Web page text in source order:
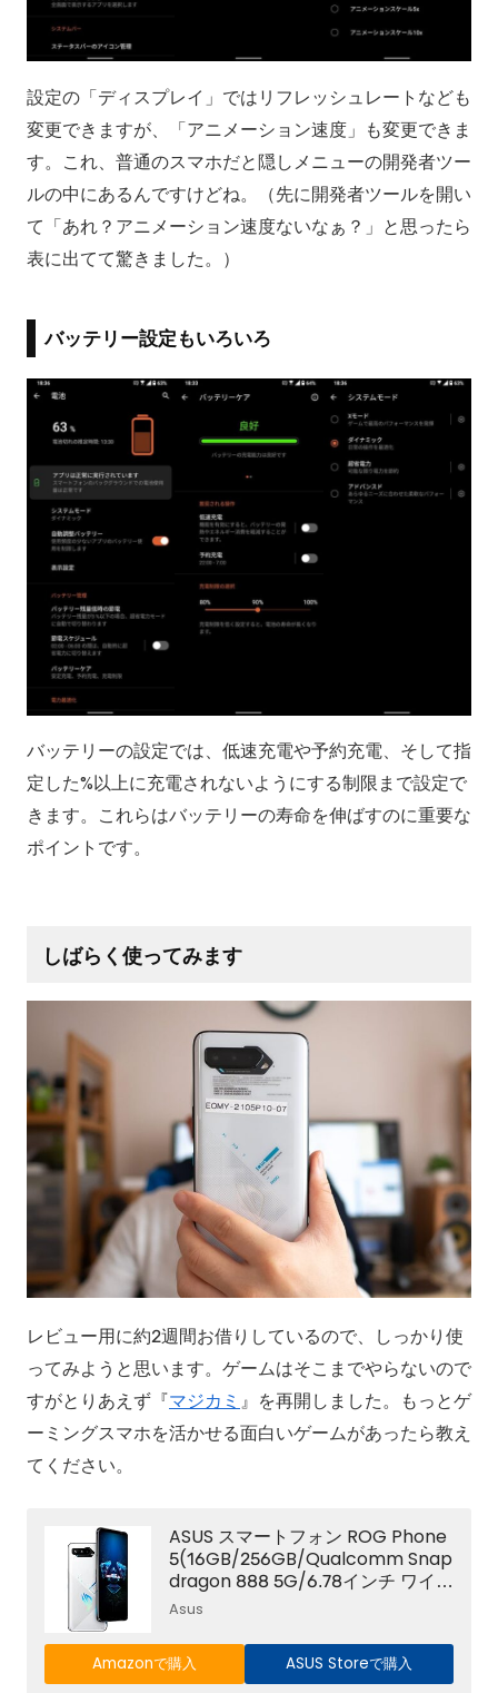
設定の「ディスプレイ」ではリフレッシュレートなども
変更できますが、「アニメーション速度」も変更できま
す。これ、普通のスマホだと隠しメニューの開発者ツー
ルの中にあるんですけどね。（先に開発者ツールを開い
て「あれ？アニメーション速度ないなぁ？」と思ったら
表に出てて驚きました。）
バッテリー設定もいろいろ
バッテリーの設定では、低速充電や予約充電、そして指
定した%以上に充電されないようにする制限まで設定で
きます。これらはバッテリーの寿命を伸ばすのに重要な
ポイントです。
しばらく使ってみます
レビュー用に約2週間お借りしているので、しっかり使
ってみようと思います。ゲームはそこまでやらないので
すがとりあえず『マジカミ 』を再開しました。もっとゲ
ーミングスマホを活かせる面白いゲームがあったら教え
てください。
ASUS スマートフォン ROG Phone
5(16GB/256GB/Qualcomm Snap
dragon 888 5G/6.78インチ ワイド
AMOLEDディスプレイ Corning Go
ストームホワイト)【日本正規代理
店品】ZS673KS-WH256R16/A
Asus
Amazonで購入 ASUS Storeで購入